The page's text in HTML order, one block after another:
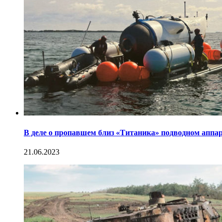
В деле о пропавшем близ «Титаника» подводном
21.06.2023